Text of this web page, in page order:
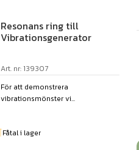
Resonans ring till
Vibrationsgenerator
Art. nr: 139307
För att demonstrera
vibrationsmönster vi...
Fåtal i lager